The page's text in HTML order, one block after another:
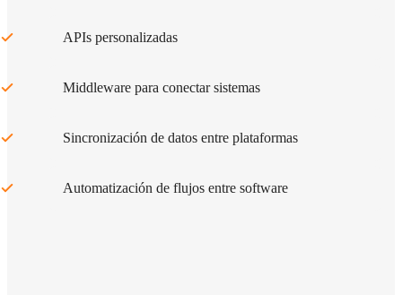
APIs personalizadas
Middleware para conectar sistemas
Sincronización de datos entre plataformas
Automatización de flujos entre software